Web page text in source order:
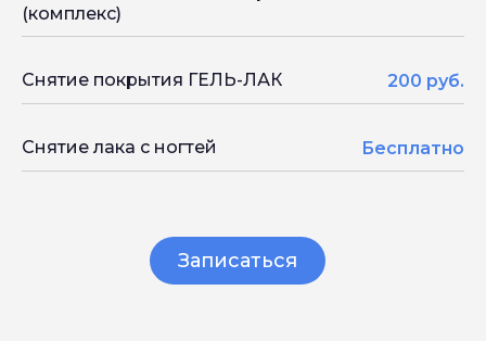
(комплекс)
Снятие покрытия ГЕЛЬ-ЛАК 200 руб.
Снятие лака с ногтей Бесплатно
Записаться